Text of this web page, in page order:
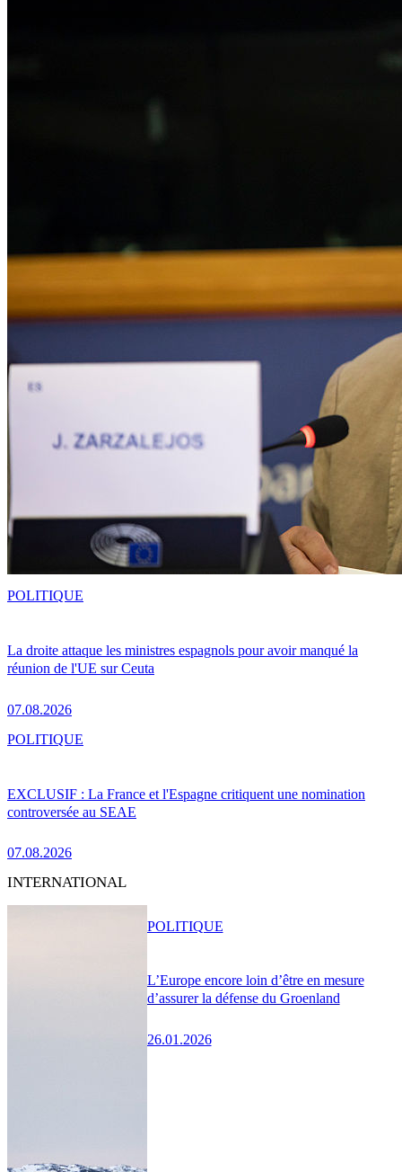
La droite attaque les ministres espagnols pour avoir manqué la
réunion de l'UE sur Ceuta
07.08.2026
POLITIQUE
EXCLUSIF : La France et l'Espagne critiquent une nomination
controversée au SEAE
07.08.2026
POLITIQUE
INTERNATIONAL
L’Europe encore loin d’être en mesure
d’assurer la défense du Groenland
26.01.2026
POLITIQUE